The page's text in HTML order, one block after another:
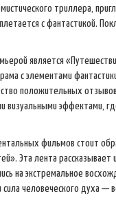
триллера,
с фантастикой.
является
с элементами
положительных
визуальными эффектами,
фильмов стоит
Эта лента рассказывает
на экстремальное
человеческого духа —